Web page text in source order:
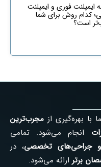
ایمپلنت فوری و ایمپلنت
کدام روش برای شما
است؟
با بهره‌گیری از مجرب‌ترین
انجام می‌شود. تمامی
و جراحی‌های تخصصی، در
برتر ارائه می‌شود.